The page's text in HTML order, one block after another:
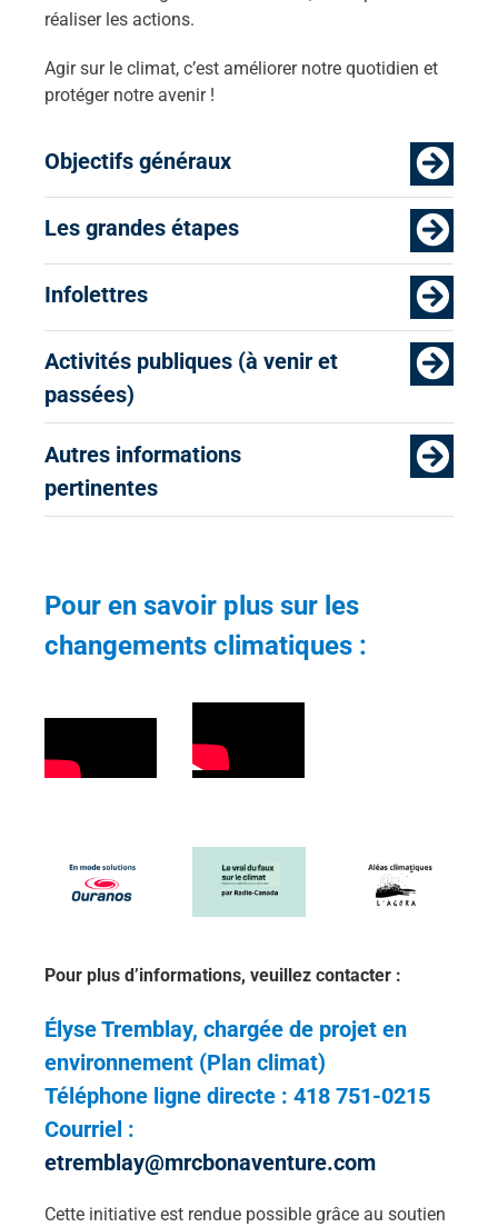
réaliser les actions.
Agir sur le climat, c’est améliorer notre quotidien et
protéger notre avenir !
Objectifs généraux
Les grandes étapes
Infolettres
Activités publiques (à venir et
passées)
Autres informations
pertinentes
Pour en savoir plus sur les
changements climatiques :
Pour plus d’informations, veuillez contacter :
Élyse Tremblay, chargée de projet en
environnement (Plan climat)
Téléphone ligne directe : 418 751-0215
Courriel :
etremblay@mrcbonaventure.com
Cette initiative est rendue possible grâce au soutien